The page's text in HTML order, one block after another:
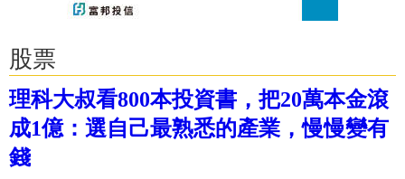
股票
理科大叔看800本投資書，把20萬本金滾
成1億：選自己最熟悉的產業，慢慢變有
錢